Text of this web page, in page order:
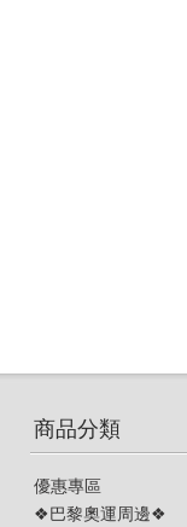
商品分類
優惠專區
❖巴黎奧運周邊❖